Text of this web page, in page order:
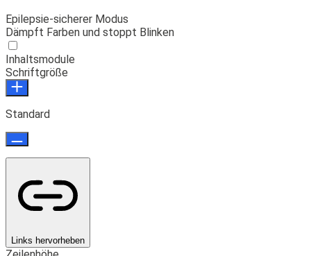
Epilepsie-sicherer Modus
Dämpft Farben und stoppt Blinken
Inhaltsmodule
Schriftgröße
Standard
Links hervorheben